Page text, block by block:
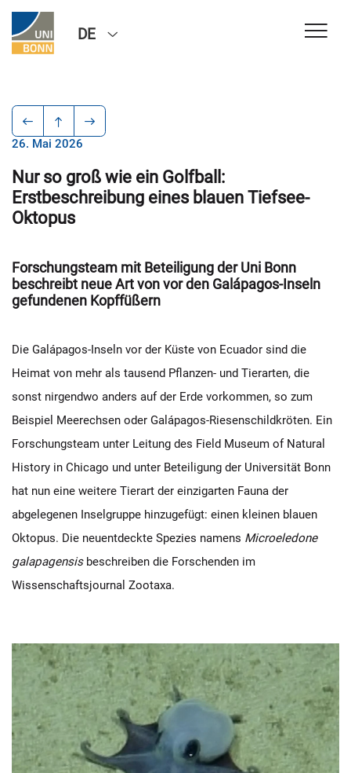
DE
26. Mai 2026
Nur so groß wie ein Golfball:
Erstbeschreibung eines blauen Tiefsee-
Oktopus
Forschungsteam mit Beteiligung der Uni Bonn
beschreibt neue Art von vor den Galápagos-Inseln
gefundenen Kopffüßern
Die Galápagos-Inseln vor der Küste von Ecuador sind die
Heimat von mehr als tausend Pflanzen- und Tierarten, die
sonst nirgendwo anders auf der Erde vorkommen, so zum
Beispiel Meerechsen oder Galápagos-Riesenschildkröten. Ein
Forschungsteam unter Leitung des Field Museum of Natural
History in Chicago und unter Beteiligung der Universität Bonn
hat nun eine weitere Tierart der einzigarten Fauna der
abgelegenen Inselgruppe hinzugefügt: einen kleinen blauen
Oktopus. Die neuentdeckte Spezies namens Microeledone
galapagensisbeschreiben die Forschenden im
Wissenschaftsjournal Zootaxa.